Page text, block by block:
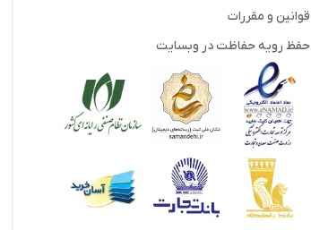
قوانین و مقررات
حفظ رویه حفاظت در وبسایت